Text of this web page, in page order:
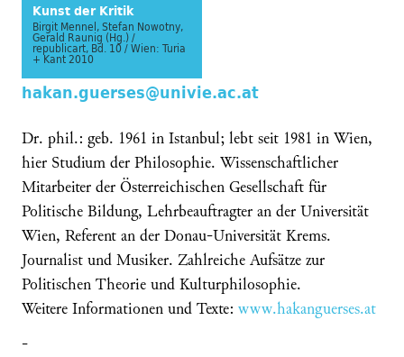
Kunst der Kritik
Birgit Mennel, Stefan Nowotny,
Gerald Raunig (Hg.) /
republicart, Bd. 10 / Wien: Turia
+ Kant 2010
hakan.guerses@univie.ac.at
Dr. phil.: geb. 1961 in Istanbul; lebt seit 1981 in Wien,
hier Studium der Philosophie. Wissenschaftlicher
Mitarbeiter der Österreichischen Gesellschaft für
Politische Bildung, Lehrbeauftragter an der Universität
Wien, Referent an der Donau-Universität Krems.
Journalist und Musiker. Zahlreiche Aufsätze zur
Politischen Theorie und Kulturphilosophie.
Weitere Informationen und Texte: www.hakanguerses.at
-